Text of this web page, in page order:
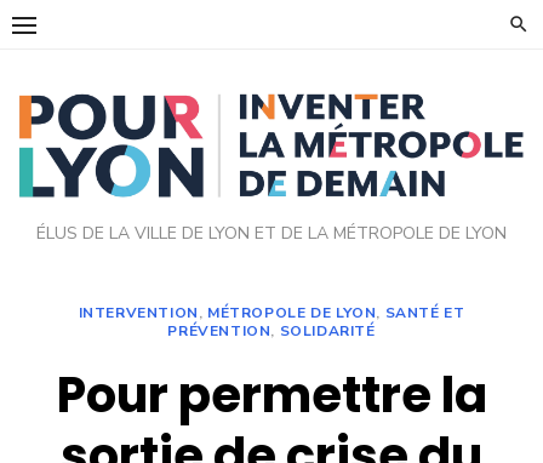
Skip
ÉLUS DE LA VILLE DE LYON ET DE LA MÉTROPOLE DE LYON
INTERVENTION, MÉTROPOLE DE LYON, SANTÉ ET
PRÉVENTION, SOLIDARITÉ
Pour permettre la